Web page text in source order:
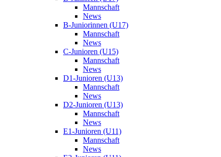
Mannschaft
News
B-Juniorinnen (U17)
Mannschaft
News
C-Junioren (U15)
Mannschaft
News
D1-Junioren (U13)
Mannschaft
News
D2-Junioren (U13)
Mannschaft
News
E1-Junioren (U11)
Mannschaft
News